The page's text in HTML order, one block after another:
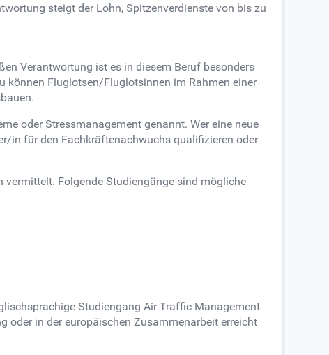
steigt der Lohn, Spitzenverdienste von bis zu
Verantwortung ist es in diesem Beruf besonders
können Fluglotsen/Fluglotsinnen im Rahmen einer
oder Stressmanagement genannt. Wer eine neue
in für den Fachkräftenachwuchs qualifizieren oder
Folgende Studiengänge sind mögliche
Studiengang Air Traffic Management
oder in der europäischen Zusammenarbeit erreicht